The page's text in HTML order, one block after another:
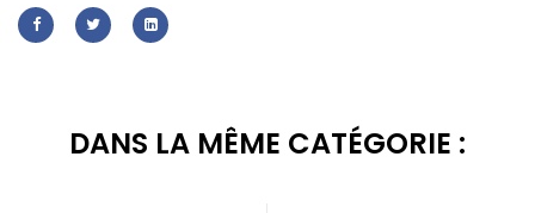
DANS LA MÊME CATÉGORIE :